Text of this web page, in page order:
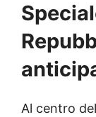
Al centro